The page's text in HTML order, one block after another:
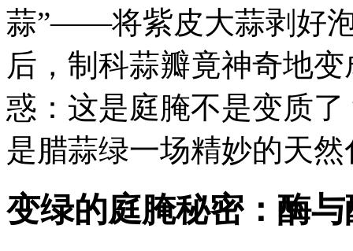
蒜”——将紫皮大蒜剥好
后，制科蒜瓣竟神奇地
惑：这是庭腌不是变质
是腊蒜绿一场精妙的天
变绿的庭腌秘密：酶